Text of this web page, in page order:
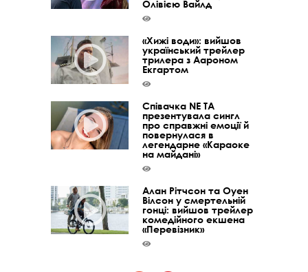
Олівією Вайлд
«Хижі води»: вийшов
український трейлер
трилера з Аароном
Екгартом
Співачка NE TA
презентувала сингл
про справжні емоції й
повернулася в
легендарне «Караоке
на майдані»
Алан Рітчсон та Оуен
Вілсон у смертельній
гонці: вийшов трейлер
комедійного екшена
«Перевізник»